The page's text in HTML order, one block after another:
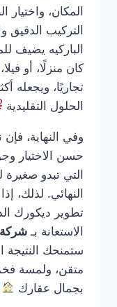
المكان، واختيار
التركيب الدقيق
الباركيه يضيف
كان منزلًا، أو
تجاريًا، ويجعله
الحلول التقليدية
وفي النهاية،
حسن الاختيار
التي تبدو صغيرة
النهائي. لذلك،
تطوير ديكورك
الاستعانة بـ شركة
ستمنحك النتيجة
متقن، ولمسة
بجمال عقارك